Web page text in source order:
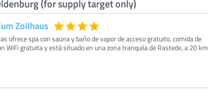
(for supply target only)
Zollhaus
ofrece spa con sauna y baño de vapor de acceso gratuito, comida de
WiFi gratuita y está situado en una zona tranquila de Rastede, a 20 km